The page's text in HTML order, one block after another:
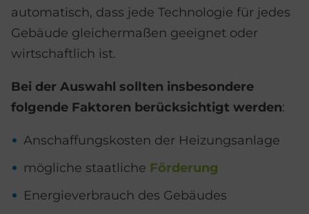
automatisch, dass jede Technologie für jedes
Gebäude gleichermaßen geeignet oder
wirtschaftlich ist.
Bei der Auswahl sollten insbesondere
folgende Faktoren berücksichtigt werden:
Anschaffungskosten der Heizungsanlage
mögliche staatliche Förderung
Energieverbrauch des Gebäudes